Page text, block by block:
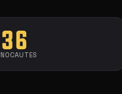
36
NOCAUTES